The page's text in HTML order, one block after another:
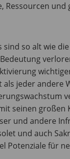
Ressourcen
sind so alt wie
als jeder andere
seinen
und andere
und auch
Potenziale für